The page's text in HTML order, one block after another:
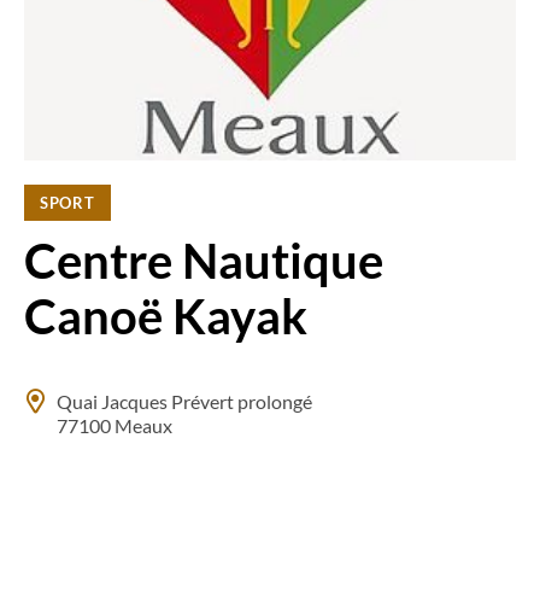
SPORT
Centre Nautique
Canoë Kayak
Quai Jacques Prévert prolongé
77100 Meaux